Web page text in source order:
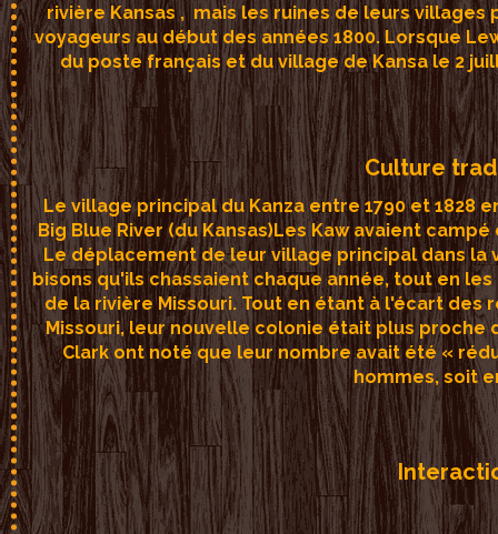
rivière Kansas , mais les ruines de leurs
voyageurs au début des années 1800. Lorsque
du poste français et du village de Kansa le 2
Culture
Le village principal du Kanza entre 1790 et 1828
Big Blue River (du Kansas)Les Kaw avaient
Le déplacement de leur village principal dans la
bisons qu'ils chassaient chaque année, tout en
de la rivière Missouri. Tout en étant à l'écart
Missouri, leur nouvelle colonie était plus proche
Clark ont ​​noté que leur nombre avait été «
hommes, soit